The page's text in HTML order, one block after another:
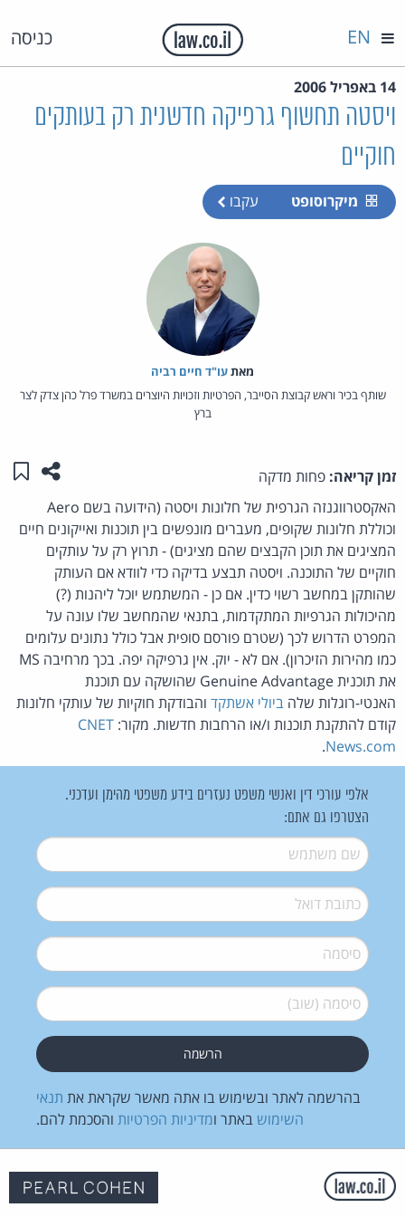
כניסה EN
14 באפריל 2006
ויסטה תחשוף גרפיקה חדשנית רק בעותקים
חוקיים
מיקרוסופט עקבו
מאת‏עו"ד חיים רביה
שותף בכיר וראש קבוצת הסייבר, הפרטיות וזכויות היוצרים במשרד פרל כהן צדק לצר
ברץ
זמן קריאה: פחות מדקה שתפו
האקסטרווגנזה הגרפית של חלונות ויסטה (הידועה בשם Aero
וכוללת חלונות שקופים, מעברים מונפשים בין תוכנות ואייקונים חיים
המציגים את תוכן הקבצים שהם מציגים) - תרוץ רק על עותקים
חוקיים של התוכנה. ויסטה תבצע בדיקה כדי לוודא אם העותק
שהותקן במחשב רשוי כדין. אם כן - המשתמש יוכל ליהנות (?)
מהיכולות הגרפיות המתקדמות, בתנאי שהמחשב שלו עונה על
המפרט הדרוש לכך (שטרם פורסם סופית אבל כולל נתונים עלומים
כמו מהירות הזיכרון). אם לא - יוק. אין גרפיקה יפה. בכך מרחיבה MS
את תוכנית Genuine Advantage שהושקה עם תוכנת
האנטי-רוגלות שלה ביולי אשתקד והבודקת חוקיות של עותקי חלונות
קודם להתקנת תוכנות ו/או הרחבות חדשות. מקור: CNET
News.com
.
אלפי עורכי דין ואנשי משפט נעזרים בידע משפטי מהימן ועדכני.
הצטרפו גם אתם:
שם משתמש*
דואל*
סיסמה*
סיסמה (שוב)*
בהרשמה לאתר ובשימוש בו אתה מאשר שקראת את תנאי
השימוש באתר ומדיניות הפרטיות והסכמת להם.